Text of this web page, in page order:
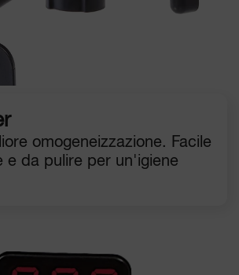
omogeneizzazione. Facile
e da pulire per un'igiene